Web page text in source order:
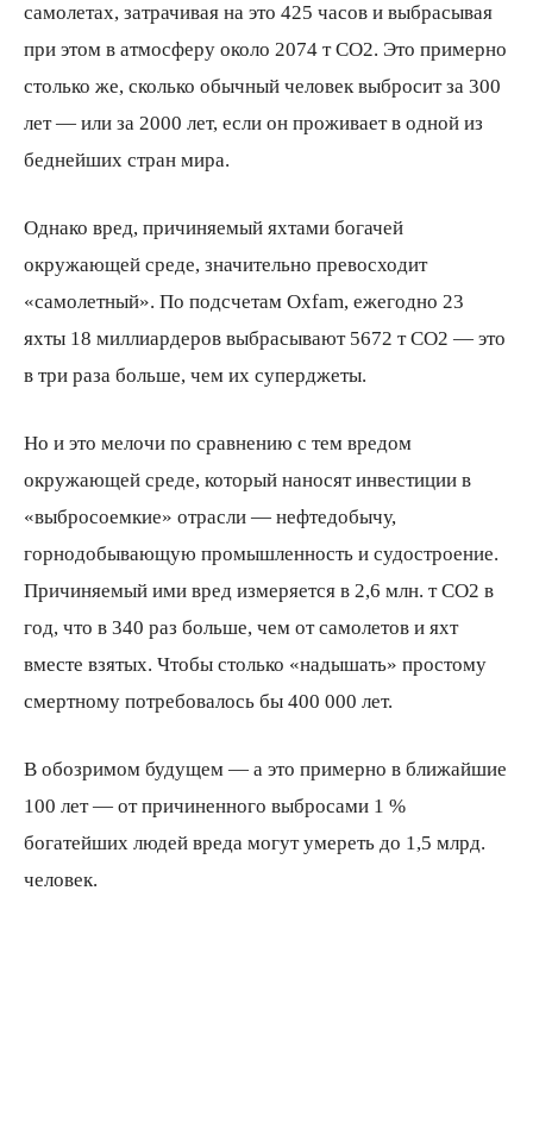
самолетах, затрачивая на это 425 часов и выбрасывая
при этом в атмосферу около 2074 т СО2. Это примерно
столько же, сколько обычный человек выбросит за 300
лет — или за 2000 лет, если он проживает в одной из
беднейших стран мира.
Однако вред, причиняемый яхтами богачей
окружающей среде, значительно превосходит
«самолетный». По подсчетам Oxfam, ежегодно 23
яхты 18 миллиардеров выбрасывают 5672 т СО2 — это
в три раза больше, чем их суперджеты.
Но и это мелочи по сравнению с тем вредом
окружающей среде, который наносят инвестиции в
«выбросоемкие» отрасли — нефтедобычу,
горнодобывающую промышленность и судостроение.
Причиняемый ими вред измеряется в 2,6 млн. т СО2 в
год, что в 340 раз больше, чем от самолетов и яхт
вместе взятых. Чтобы столько «надышать» простому
смертному потребовалось бы 400 000 лет.
В обозримом будущем — а это примерно в ближайшие
100 лет — от причиненного выбросами 1 %
богатейших людей вреда могут умереть до 1,5 млрд.
человек.